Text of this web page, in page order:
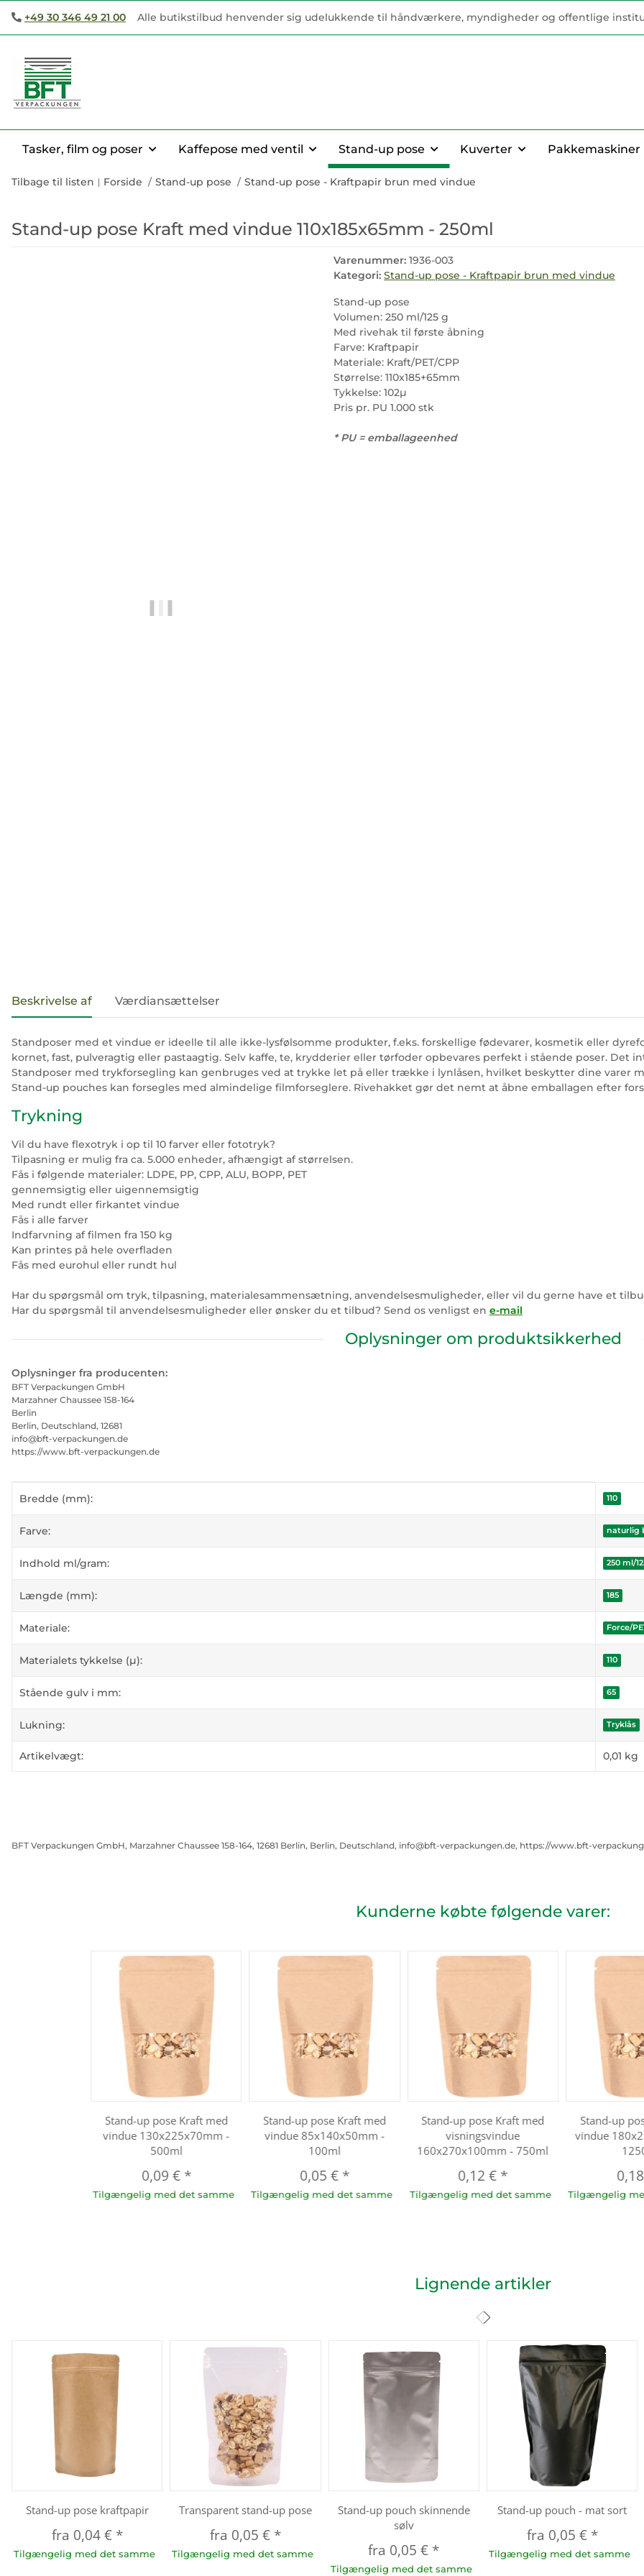
+49 30 346 49 21 00 Alle butikstilbud henvender sig udelukkende til håndværkere, myndigheder og offentlige
Tasker, film og poser Kaffepose med ventil Stand-up pose Kuverter Pakkemaskiner
Tilbage til listen Forside Stand-up pose Stand-up pose - Kraftpapir brun med vindue
Stand-up pose Kraft med vindue 110x185x65mm - 250ml
Varenummer: 1936-003
Kategori: Stand-up pose - Kraftpapir brun med vindue
Stand-up pose
Volumen: 250 ml/125 g
Med rivehak til første åbning
Farve: Kraftpapir
Materiale: Kraft/PET/CPP
Størrelse: 110x185+65mm
Tykkelse: 102µ
Pris pr. PU 1.000 stk
* PU = emballageenhed
Beskrivelse af Værdiansættelser
Standposer med et vindue er ideelle til alle ikke-lysfølsomme produkter, f.eks. forskellige fødevarer, kosmetik eller
kornet, fast, pulveragtig eller pastaagtig. Selv kaffe, te, krydderier eller tørfoder opbevares perfekt i stående poser.
Standposer med trykforsegling kan genbruges ved at trykke let på eller trække i lynlåsen, hvilket beskytter dine varer
Stand-up pouches kan forsegles med almindelige filmforseglere. Rivehakket gør det nemt at åbne emballagen efter
Trykning
Vil du have flexotryk i op til 10 farver eller fototryk?
Tilpasning er mulig fra ca. 5.000 enheder, afhængigt af størrelsen.
Fås i følgende materialer: LDPE, PP, CPP, ALU, BOPP, PET
gennemsigtig eller uigennemsigtig
Med rundt eller firkantet vindue
Fås i alle farver
Indfarvning af filmen fra 150 kg
Kan printes på hele overfladen
Fås med eurohul eller rundt hul
Har du spørgsmål om tryk, tilpasning, materialesammensætning, anvendelsesmuligheder, eller vil du gerne have et
Har du spørgsmål til anvendelsesmuligheder eller ønsker du et tilbud? Send os venligst en e-mail
Oplysninger om produktsikkerhed
Oplysninger fra producenten:
BFT Verpackungen GmbH
Marzahner Chaussee 158-164
Berlin
Berlin, Deutschland, 12681
info@bft-verpackungen.de
https://www.bft-verpackungen.de
#productDetails.itemInformation#
#productDetails.itemValue#
Bredde (mm): 110
Farve: naturlig
Indhold ml/gram: 250 ml/
Længde (mm): 185
Materiale: Force/
Materialets tykkelse (µ): 110
Stående gulv i mm: 65
Lukning: Tryklås
Artikelvægt: 0,01 kg
BFT Verpackungen GmbH, Marzahner Chaussee 158-164, 12681 Berlin, Berlin, Deutschland, info@bft-verpackungen.de, https://www.bft-
Kunderne købte følgende varer:
Stand-up pose Kraft med
vindue 130x225x70mm -
500ml
0,09 € *
Tilgængelig med det samme
Stand-up pose Kraft med
vindue 85x140x50mm -
100ml
0,05 € *
Tilgængelig med det samme
Stand-up pose Kraft med
visningsvindue
160x270x100mm - 750ml
0,12 € *
Tilgængelig med det samme
Stand-up
vindue
Tilgængelig
Lignende artikler
Stand-up pose kraftpapir
fra 0,04 € *
Tilgængelig med det samme
Transparent stand-up pose
fra 0,05 € *
Tilgængelig med det samme
Stand-up pouch skinnende
sølv
fra 0,05 € *
Tilgængelig med det samme
Stand-up pouch - mat sort
fra 0,05 € *
Tilgængelig med det samme